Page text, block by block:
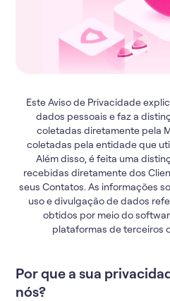
Este Aviso de Privacidade
dados pessoais e faz a
coletadas diretamente pela
coletadas pela entidade que
Além disso, é feita uma
recebidas diretamente dos
seus Contatos. As informações
uso e divulgação de dados
obtidos por meio do
plataformas de terceiros
Por que a sua
nós?